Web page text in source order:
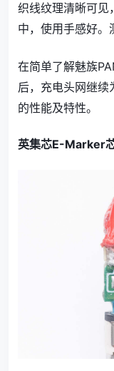
织线纹理清晰可见
中，使用手感好。
在简单了解魅族
后，充电头网继
的性能及特性。
英集芯E-Marker